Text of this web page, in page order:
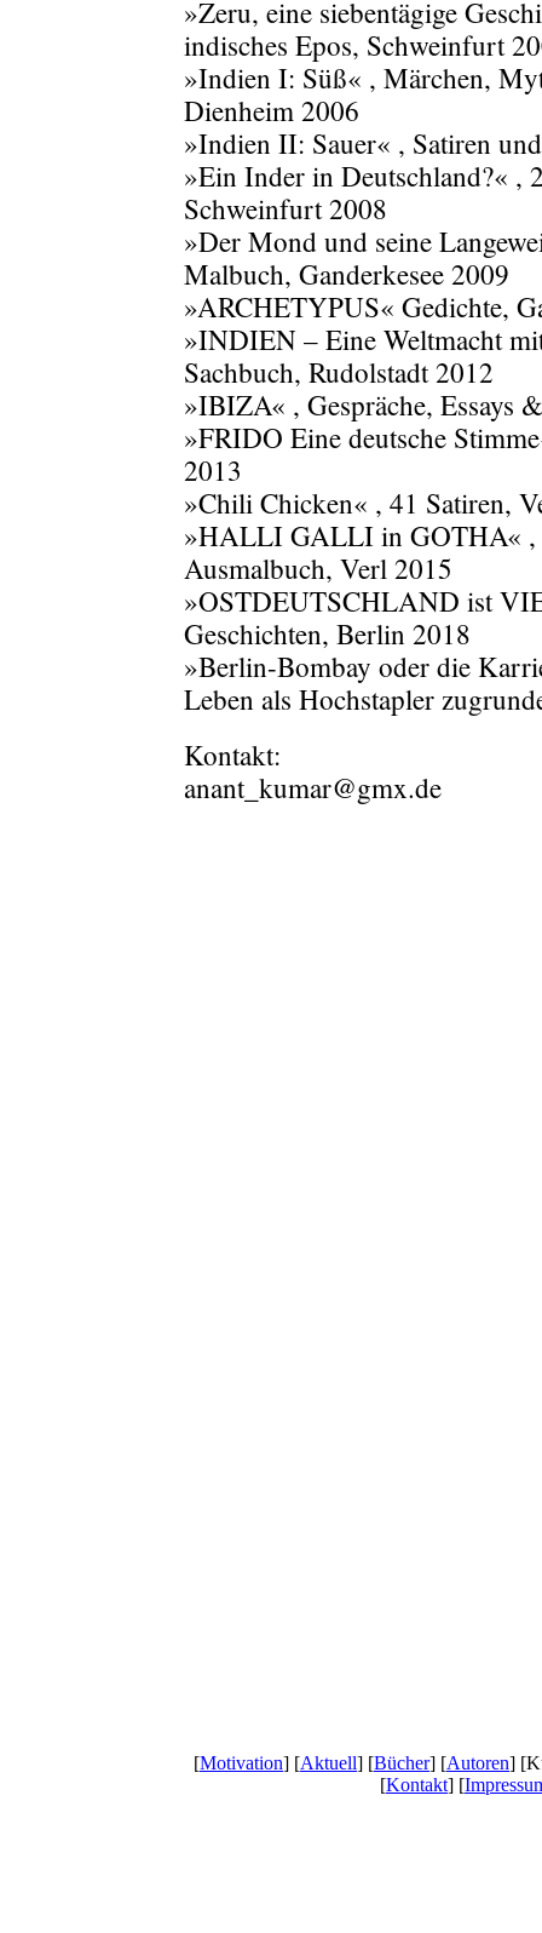
»Zeru, eine siebentägige
indisches Epos, Schweinfurt
»Indien I: Süß« , Märchen,
Dienheim 2006
»Indien II: Sauer« , Satiren
»Ein Inder in Deutschland?« ,
Schweinfurt 2008
»Der Mond und seine
Malbuch, Ganderkesee 2009
»ARCHETYPUS« Gedichte,
»INDIEN – Eine Weltmacht
Sachbuch, Rudolstadt 2012
»IBIZA« , Gespräche, Essays
»FRIDO Eine deutsche
2013
»Chili Chicken« , 41 Satiren,
»HALLI GALLI in GOTHA« ,
Ausmalbuch, Verl 2015
»OSTDEUTSCHLAND ist
Geschichten, Berlin 2018
»Berlin-Bombay oder die
Leben als Hochstapler
Kontakt:
anant_kumar@gmx.de
[Motivation] [Aktuell] [Bücher] [Autoren]
[Kontakt] [